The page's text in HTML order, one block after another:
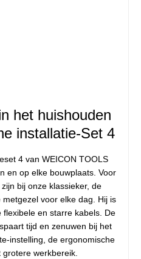
het huishouden
installatie-Set 4
4 van WEICON TOOLS
en op elke bouwplaats. Voor
bij onze klassieker, de
voor elke dag. Hij is
en starre kabels. De
tijd en zenuwen bij het
instelling, de ergonomische
werkbereik.